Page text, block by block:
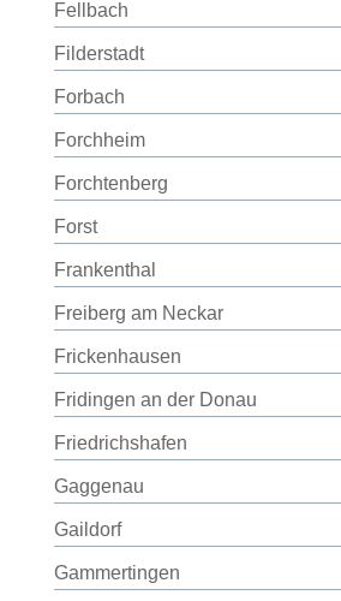
Fellbach
Filderstadt
Forbach
Forchheim
Forchtenberg
Forst
Frankenthal
Freiberg am Neckar
Frickenhausen
Fridingen an der Donau
Friedrichshafen
Gaggenau
Gaildorf
Gammertingen